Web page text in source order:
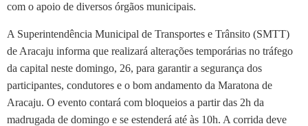
com o apoio de diversos órgãos municipais.
A Superintendência Municipal de Transportes e Trânsito (SMTT)
de Aracaju informa que realizará alterações temporárias no tráfego
da capital neste domingo, 26, para garantir a segurança dos
participantes, condutores e o bom andamento da Maratona de
Aracaju. O evento contará com bloqueios a partir das 2h da
madrugada de domingo e se estenderá até às 10h. A corrida deve